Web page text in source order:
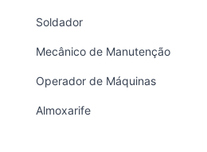
Soldador
Mecânico de Manutenção
Operador de Máquinas
Almoxarife